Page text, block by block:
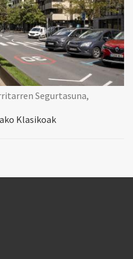
Segurtasuna,
Klasikoak